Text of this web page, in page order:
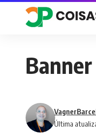
Última